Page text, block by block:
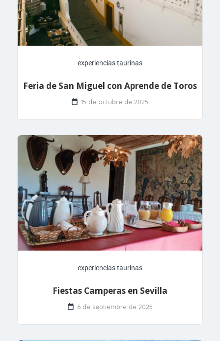
experiencias taurinas
Feria de San Miguel con Aprende de Toros
15 de octubre de 2025
experiencias taurinas
Fiestas Camperas en Sevilla
6 de septiembre de 2025